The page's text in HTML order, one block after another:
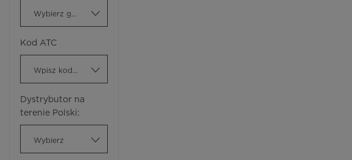
Kod ATC
Dystrybutor na
terenie Polski:
Wybierz